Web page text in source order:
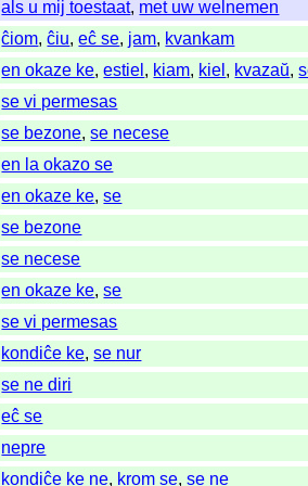
als u mij toestaat, met uw welnemen
ĉiom,ĉiu,eĉ se, jam, kvankam
en okaze ke,estiel , kiam, kiel , kvazaŭ,
se vi permesas
se bezone,se necese
en la okazo se
en okaze ke,se
se bezone
se necese
en okaze ke,se
se vi permesas
kondiĉe ke,se nur
se ne diri
eĉ se
nepre
kondiĉe ke ne, krom se,se ne